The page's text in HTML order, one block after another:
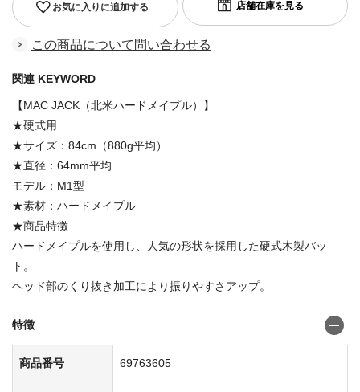
お気に入りに追加する
この商品について問い合わせる
関連 KEYWORD
【MAC JACK（北米ハードメイプル）】
★硬式用
★サイズ：84cm（880g平均）
★直径：64mm平均
モデル：M1型
★素材：ハードメイプル
★商品特徴
ハードメイプルを使用し、人気の形状を採用した硬式木製バッ
ト。
ヘッド部のくり抜き加工により振りやすさアップ。
特徴
商品番号 69763605